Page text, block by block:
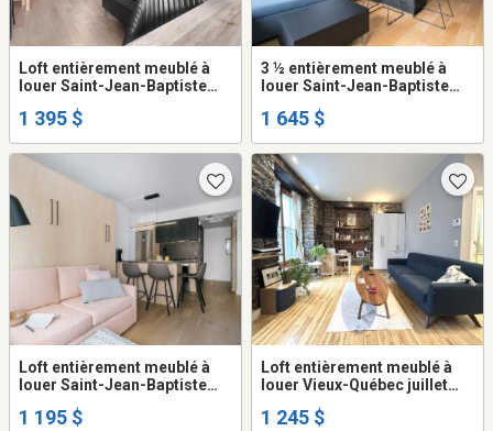
Loft entièrement meublé à
louer Saint-Jean-Baptiste
1 395 $
3 ½ entièrement meublé à
louer Saint-Jean-Baptiste
1 645 $
Loft entièrement meublé à
louer Saint-Jean-Baptiste
1 195 $
Loft entièrement meublé à
louer Vieux-Québec juillet
1 245 $